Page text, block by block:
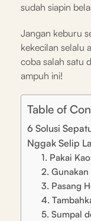
sudah siapin
Jangan keburu
kekecilan selalu
coba salah satu
ampuh ini!
Table of
6 Solusi
Nggak Selip
1. Pakai
2. Gunakan
3. Pasang
4.
5. Sumpal